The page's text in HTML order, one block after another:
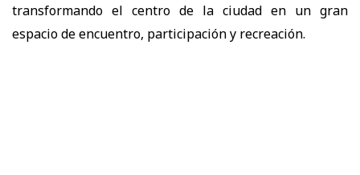
transformando el centro de la ciudad en un gran
espacio de encuentro, participación y recreación.